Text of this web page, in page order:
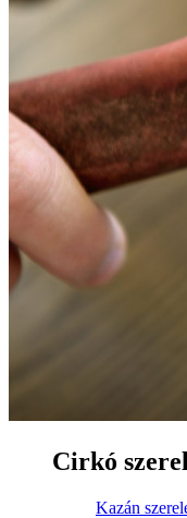
Cirkó
Kazán